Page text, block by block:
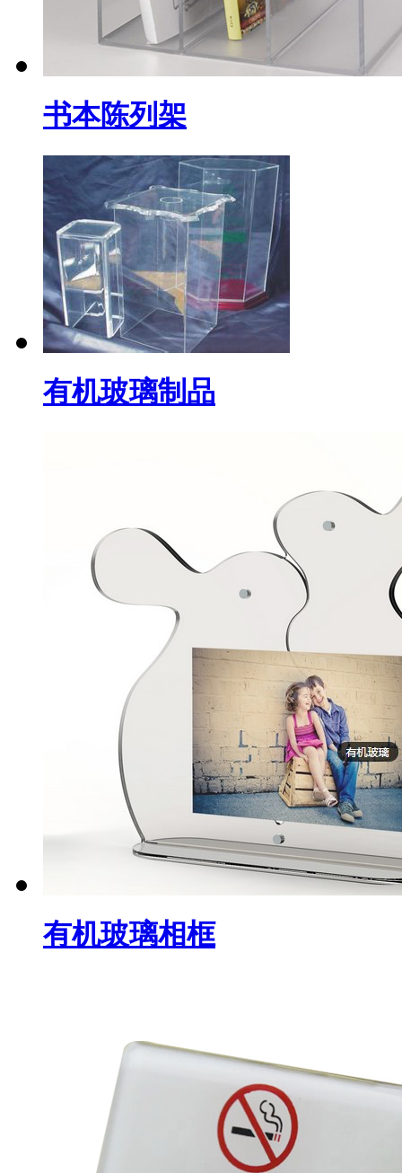
书本陈列架
有机玻璃制品
有机玻璃相框